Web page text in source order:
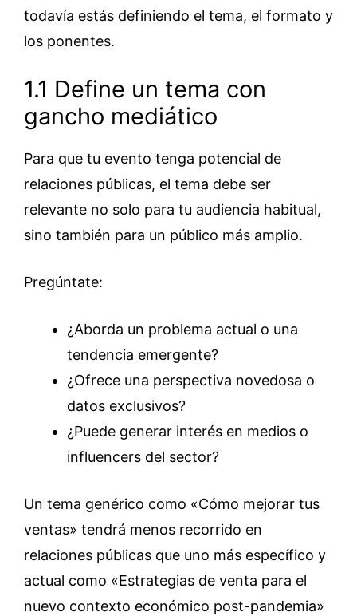
todavía estás definiendo el tema, el formato y
los ponentes.
1.1 Define un tema con
gancho mediático
Para que tu evento tenga potencial de
relaciones públicas, el tema debe ser
relevante no solo para tu audiencia habitual,
sino también para un público más amplio.
Pregúntate:
¿Aborda un problema actual o una
tendencia emergente?
¿Ofrece una perspectiva novedosa o
datos exclusivos?
¿Puede generar interés en medios o
influencers del sector?
Un tema genérico como «Cómo mejorar tus
ventas» tendrá menos recorrido en
relaciones públicas que uno más específico y
actual como «Estrategias de venta para el
nuevo contexto económico post-pandemia»